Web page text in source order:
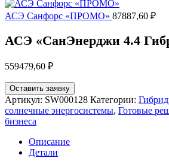
АСЭ Санфорс «ПРОМО» 87887,60 ₽
АСЭ «СанЭнерджи 4.4
559479,60 ₽
Оставить заявку
Артикул: SW000128 Категории:
солнечные энергосистемы, Готовые
бизнеса
Описание
Детали